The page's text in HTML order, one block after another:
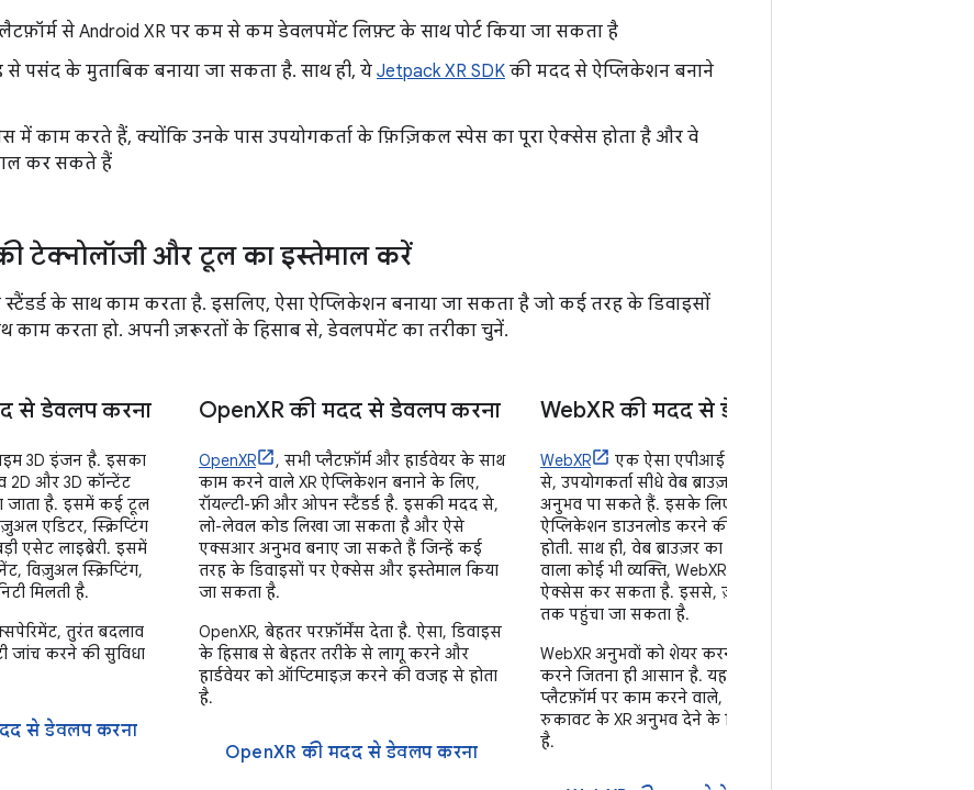
से Android XR पर कम से कम डेवलपमेंट लिफ़्ट के साथ पोर्ट किया जा सकता है
से पसंद के मुताबिक बनाया जा सकता है. साथ ही, ये Jetpack XR SDK की मदद से ऐप्लिकेशन बनाने
में काम करते हैं, क्योंकि उनके पास उपयोगकर्ता के फ़िज़िकल स्पेस का पूरा ऐक्सेस होता है और वे
कर सकते हैं
टेक्नोलॉजी और टूल का इस्तेमाल करें
के साथ काम करता है. इसलिए, ऐसा ऐप्लिकेशन बनाया जा सकता है जो कई तरह के डिवाइसों
करता हो. अपनी ज़रूरतों के हिसाब से, डेवलपमेंट का तरीका चुनें.
से डेवलप करना
3D इंजन है. इसका
2D और 3D कॉन्टेंट
जाता है. इसमें कई टूल
एडिटर, स्क्रिप्टिंग
एसेट लाइब्रेरी. इसमें
विज़ुअल स्क्रिप्टिंग,
मिलती है.
तुरंत बदलाव
जांच करने की सुविधा
से डेवलप करना
OpenXR की मदद से डेवलप करना
OpenXR
, सभी प्लैटफ़ॉर्म और हार्डवेयर के साथ
काम करने वाले XR ऐप्लिकेशन बनाने के लिए,
रॉयल्टी-फ़्री और ओपन स्टैंडर्ड है. इसकी मदद से,
लो-लेवल कोड लिखा जा सकता है और ऐसे
एक्सआर अनुभव बनाए जा सकते हैं जिन्हें कई
तरह के डिवाइसों पर ऐक्सेस और इस्तेमाल किया
जा सकता है.
OpenXR, बेहतर परफ़ॉर्मेंस देता है. ऐसा, डिवाइस
के हिसाब से बेहतर तरीके से लागू करने और
हार्डवेयर को ऑप्टिमाइज़ करने की वजह से होता
है.
OpenXR की मदद से डेवलप करना
WebXR की मदद से डेवलप करना
WebXR
एक ऐसा एपीआई है जिसकी मदद
से, उपयोगकर्ता सीधे वेब ब्राउज़र में एक्सआर का
अनुभव पा सकते हैं. इसके लिए, उन्हें कोई खास
ऐप्लिकेशन डाउनलोड करने की ज़रूरत नहीं
होती. साथ ही, वेब ब्राउज़र का इस्तेमाल करने
वाला कोई भी व्यक्ति, WebXR के अनुभवों को
ऐक्सेस कर सकता है. इससे, ज़्यादा ऑडियंस
तक पहुंचा जा सकता है.
WebXR अनुभवों को शेयर करना, यूआरएल शेयर
करने जितना ही आसान है. यह कई तरह के
प्लैटफ़ॉर्म पर काम करने वाले, बिना किसी
रुकावट के XR अनुभव देने के लिए सबसे सही
है.